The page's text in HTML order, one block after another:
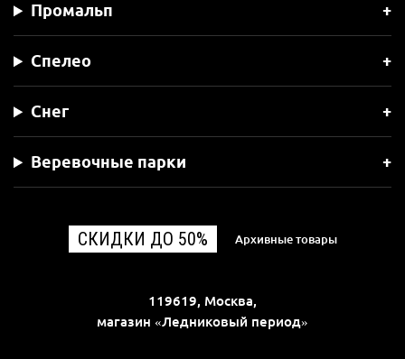
Промальп
Спелео
Снег
Веревочные парки
СКИДКИ ДО 50% Архивные товары
119619, Москва,
магазин «Ледниковый период»